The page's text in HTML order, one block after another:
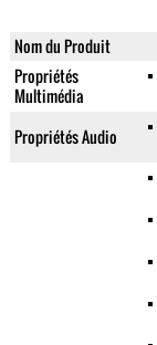
Nom du Produit
Propriétés
Multimédia
Propriétés Audio